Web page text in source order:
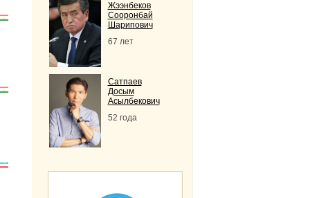
Жээнбеков
Сооронбай
Шарипович
67 лет
Сатпаев
Досым
Асылбекович
52 года